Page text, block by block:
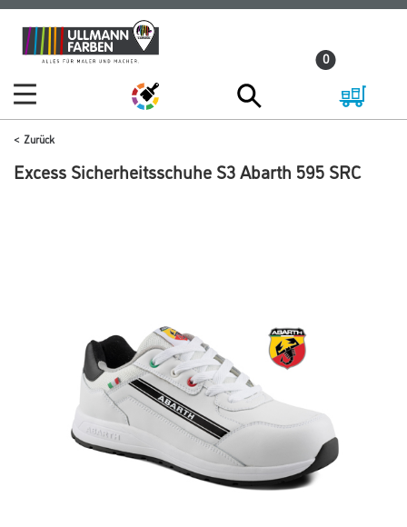
Zum
Inhalt
Zum
Navigationsmenü
0
Zurück
Excess Sicherheitsschuhe S3 Abarth 595 SRC